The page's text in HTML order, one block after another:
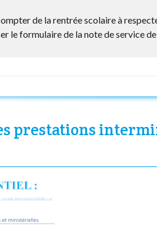
de la rentrée scolaire à
le formulaire de la note de service de
prestations